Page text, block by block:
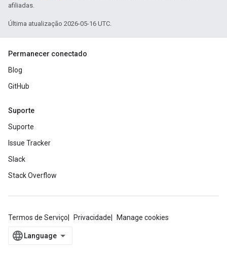
afiliadas.
Última atualização 2026-05-16 UTC.
Permanecer conectado
Blog
GitHub
Suporte
Suporte
Issue Tracker
Slack
Stack Overflow
Termos de Serviço Privacidade Manage cookies